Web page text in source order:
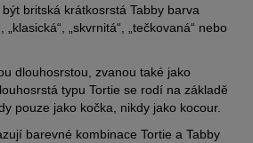
britská krátkosrstá Tabby barva
„skvrnitá“, „tečkovaná“ nebo
dlouhosrstou, zvanou také jako
typu Tortie se rodí na základě
pouze jako kočka, nikdy jako kocour.
barevné kombinace Tortie a Tabby